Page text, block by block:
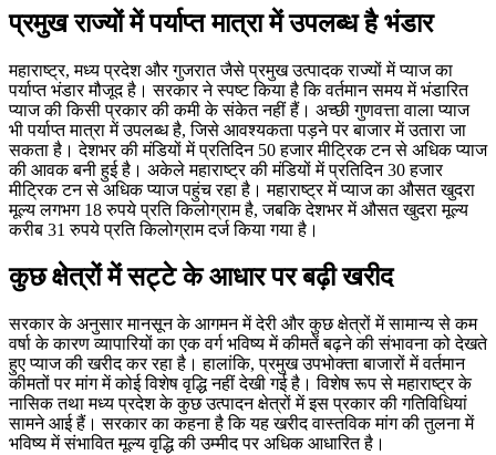
प्रमुख राज्यों में पर्याप्त मात्रा में उपलब्ध है भंडार
महाराष्ट्र, मध्य प्रदेश और गुजरात जैसे प्रमुख उत्पादक राज्यों में प्याज का
पर्याप्त भंडार मौजूद है। सरकार ने स्पष्ट किया है कि वर्तमान समय में भंडारित
प्याज की किसी प्रकार की कमी के संकेत नहीं हैं। अच्छी गुणवत्ता वाला प्याज
भी पर्याप्त मात्रा में उपलब्ध है, जिसे आवश्यकता पड़ने पर बाजार में उतारा जा
सकता है। देशभर की मंडियों में प्रतिदिन 50 हजार मीट्रिक टन से अधिक प्याज
की आवक बनी हुई है। अकेले महाराष्ट्र की मंडियों में प्रतिदिन 30 हजार
मीट्रिक टन से अधिक प्याज पहुंच रहा है। महाराष्ट्र में प्याज का औसत खुदरा
मूल्य लगभग 18 रुपये प्रति किलोग्राम है, जबकि देशभर में औसत खुदरा मूल्य
करीब 31 रुपये प्रति किलोग्राम दर्ज किया गया है।
कुछ क्षेत्रों में सट्टे के आधार पर बढ़ी खरीद
सरकार के अनुसार मानसून के आगमन में देरी और कुछ क्षेत्रों में सामान्य से कम
वर्षा के कारण व्यापारियों का एक वर्ग भविष्य में कीमतें बढ़ने की संभावना को देखते
हुए प्याज की खरीद कर रहा है। हालांकि, प्रमुख उपभोक्ता बाजारों में वर्तमान
कीमतों पर मांग में कोई विशेष वृद्धि नहीं देखी गई है। विशेष रूप से महाराष्ट्र के
नासिक तथा मध्य प्रदेश के कुछ उत्पादन क्षेत्रों में इस प्रकार की गतिविधियां
सामने आई हैं। सरकार का कहना है कि यह खरीद वास्तविक मांग की तुलना में
भविष्य में संभावित मूल्य वृद्धि की उम्मीद पर अधिक आधारित है।